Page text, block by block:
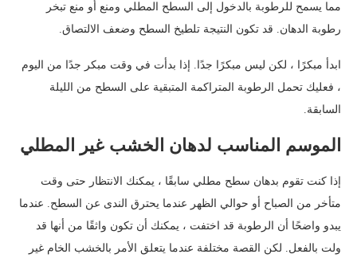
مما يسمح للرطوبة بالدخول إلى السطح المطلي ومنع أو منع تبخر
رطوبة الدهان. قد تكون النتيجة تلطيخ السطح وضعف الالتصاق.
ابدأ مبكرًا ، لكن ليس مبكرًا جدًا. إذا بدأت في وقت مبكر جدًا من اليوم
، فعليك تحمل الرطوبة المتراكمة المتبقية على السطح من الليلة
السابقة.
الموسم المناسب لدهان الخشب غير المطلي
إذا كنت تقوم بدهان سطح مطلي سابقًا ، يمكنك الانتظار حتى وقت
متأخر من الصباح أو حوالي الظهر عندما يحترق الندى عن السطح. عندما
يبدو واضحًا أن الرطوبة قد اختفت ، يمكنك أن تكون واثقًا من أنها قد
ولت بالفعل. لكن القصة مختلفة عندما يتعلق الأمر بالخشب الخام غير